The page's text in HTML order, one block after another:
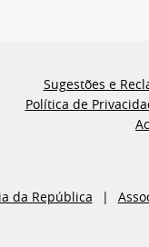
Sugestões e
Política de
da República